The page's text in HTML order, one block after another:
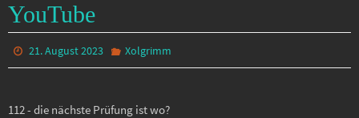
YouTube
21. August 2023 Xolgrimm
112 - die nächste Prüfung ist wo?